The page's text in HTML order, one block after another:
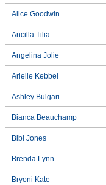
Alice Goodwin
Ancilla Tilia
Angelina Jolie
Arielle Kebbel
Ashley Bulgari
Bianca Beauchamp
Bibi Jones
Brenda Lynn
Bryoni Kate